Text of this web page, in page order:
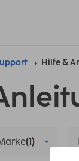
Hilfe &
(1)